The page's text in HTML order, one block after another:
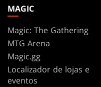
MAGIC
Magic: The Gathering
MTG Arena
Magic.gg
Localizador de lojas e
eventos